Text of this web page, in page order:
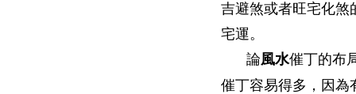
吉避煞或者旺宅化煞
宅運。
論風水催丁的布
催丁容易得多，因為